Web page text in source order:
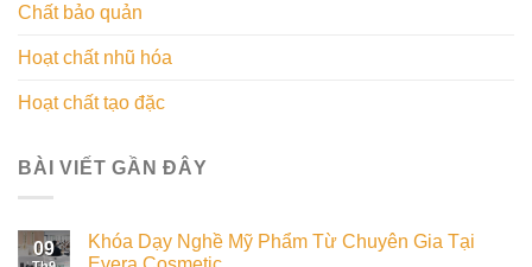
Chất bảo quản
Hoạt chất nhũ hóa
Hoạt chất tạo đặc
BÀI VIẾT GẦN ĐÂY
09
Khóa Dạy Nghề Mỹ Phẩm Từ Chuyên Gia Tại